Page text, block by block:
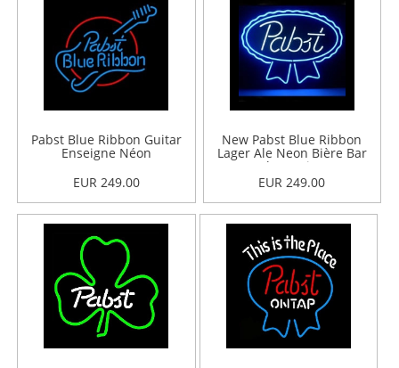
Pabst Blue Ribbon Guitar
Enseigne Néon
EUR 249.00
New Pabst Blue Ribbon
Lager Ale Neon Bière Bar
Pub Enseigne
EUR 249.00